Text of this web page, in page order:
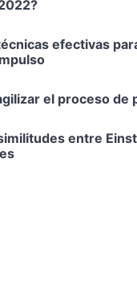
efectivas
el proceso de
entre